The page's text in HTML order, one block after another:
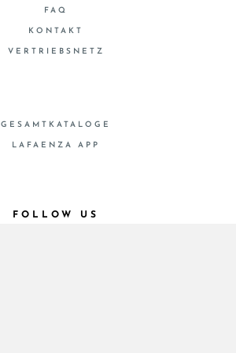
FAQ
KONTAKT
VERTRIEBSNETZ
GESAMTKATALOGE
LAFAENZA APP
FOLLOW US